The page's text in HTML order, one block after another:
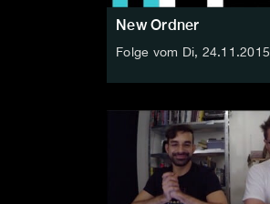
New Ordner
Folge vom Di, 24.11.2015